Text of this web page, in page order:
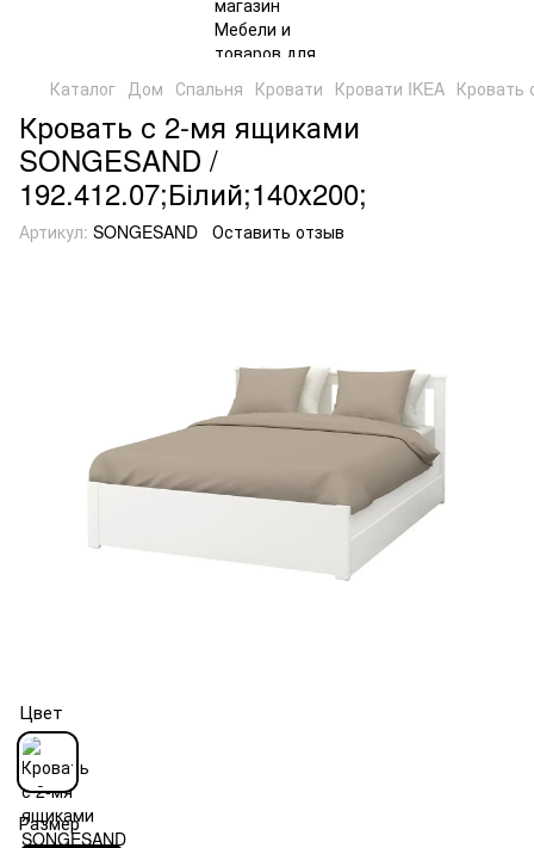
Каталог Дом Спальня Кровати Кровати IKEA Кровать
Кровать с 2-мя ящиками
SONGESAND /
192.412.07;Білий;140х200;
Артикул: SONGESAND Оставить отзыв
Цвет
Размер